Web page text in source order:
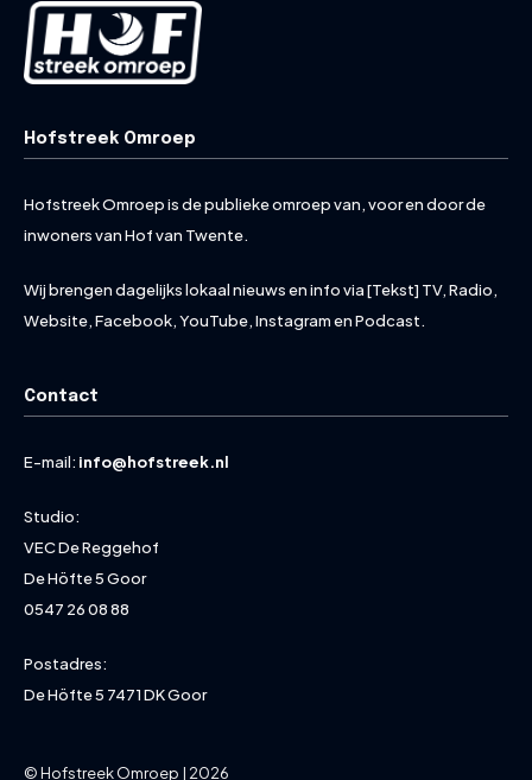
Hofstreek Omroep
Hofstreek Omroep is de publieke omroep van, voor en door de
inwoners van Hof van Twente.
Wij brengen dagelijks lokaal nieuws en info via [Tekst] TV, Radio,
Website, Facebook, YouTube, Instagram en Podcast.
Contact
E-mail: info@hofstreek.nl
Studio:
VEC De Reggehof
De Höfte 5 Goor
0547 26 08 88
Postadres:
De Höfte 5 7471 DK Goor
© Hofstreek Omroep | 2026